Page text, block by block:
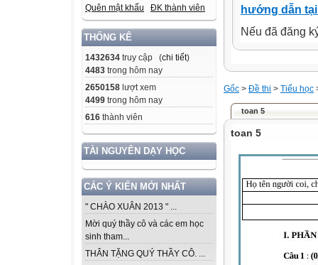
Quên mật khẩu ĐK thành viên
THỐNG KÊ
1432634 truy cập (chi tiết)
4483 trong hôm nay
2650158 lượt xem
4499 trong hôm nay
616 thành viên
TÀI NGUYÊN DẠY HỌC
CÁC Ý KIẾN MỚI NHẤT
" CHÀO XUÂN 2013 " ...
Mời quý thầy cô và các em học
sinh tham...
THÂN TẶNG QUÝ THẦY CÔ. ...
hướng dẫn
Nếu đã đăng
Gốc > Đề thi > Tiểu học
toan 5
toan 5